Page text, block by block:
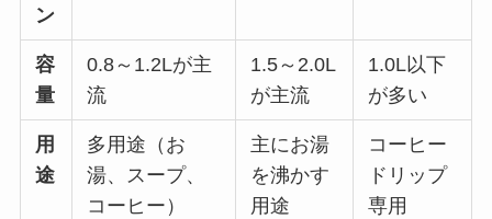
ン
容
量
0.8～1.2Lが主
流
1.5～2.0L
が主流
1.0L以下
が多い
用
途
多用途（お
湯、スープ、
コーヒー）
主にお湯
を沸かす
用途
コーヒー
ドリップ
専用